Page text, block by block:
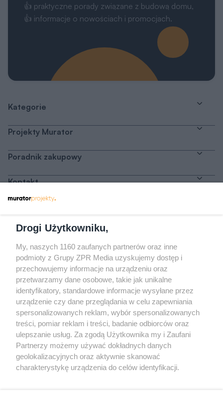
👍 praktyczne porady związane z budową domu,
👍 informacje o nowościach i promocjach.
Kategorie
Projekty Murator
Poradnik zakupowy
Kontakt
Odwiedź grupę na Facebooku
Gdybym budował drugi raz - mądry Polak
przed budową
Forum Muratora
Drogi Użytkowniku,
My, naszych 1160 zaufanych partnerów oraz inne
podmioty z Grupy ZPR Media uzyskujemy dostęp i
przechowujemy informacje na urządzeniu oraz
przetwarzamy dane osobowe, takie jak unikalne
identyfikatory, standardowe informacje wysyłane przez
urządzenie czy dane przeglądania w celu zapewniania
spersonalizowanych reklam, wybór spersonalizowanych
treści, pomiar reklam i treści, badanie odbiorców oraz
ulepszanie usług. Za zgodą Użytkownika my i Zaufani
Partnerzy możemy używać dokładnych danych
geolokalizacyjnych oraz aktywnie skanować
charakterystykę urządzenia do celów identyfikacji.